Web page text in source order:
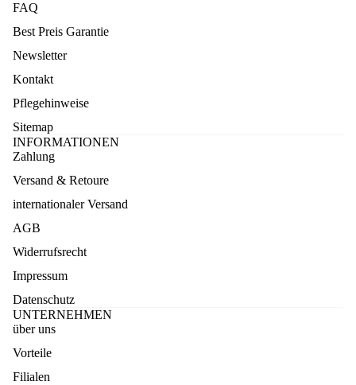
FAQ
Best Preis Garantie
Newsletter
Kontakt
Pflegehinweise
Sitemap
INFORMATIONEN
Zahlung
Versand & Retoure
internationaler Versand
AGB
Widerrufsrecht
Impressum
Datenschutz
UNTERNEHMEN
über uns
Vorteile
Filialen